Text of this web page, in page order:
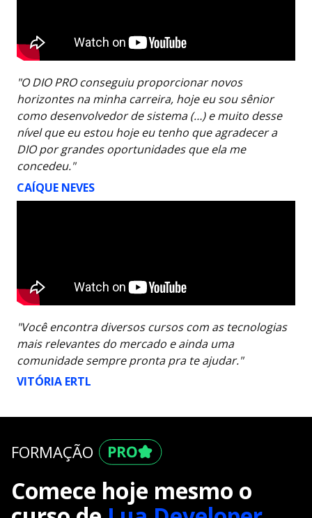
"O DIO PRO conseguiu proporcionar novos
horizontes na minha carreira, hoje eu sou sênior
como desenvolvedor de sistema (…) e muito desse
nível que eu estou hoje eu tenho que agradecer a
DIO por grandes oportunidades que ela me
concedeu."
CAÍQUE NEVES
"Você encontra diversos cursos com as tecnologias
mais relevantes do mercado e ainda uma
comunidade sempre pronta pra te ajudar."
VITÓRIA ERTL
FORMAÇÃO
Comece hoje mesmo o